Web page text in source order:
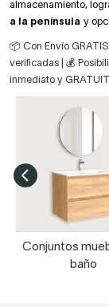
almacenamiento,
a la península y
📦 Con Envío
verificadas | 💰
inmediato y
Conjuntos
baño